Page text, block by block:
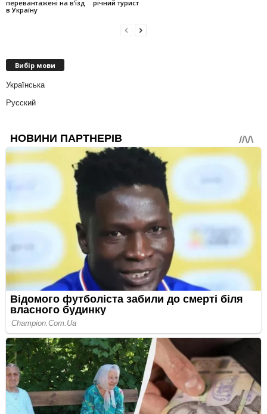
перевантажені на вʼїзд
в Україну
річний турист
Вибір мови
Українська
Русский